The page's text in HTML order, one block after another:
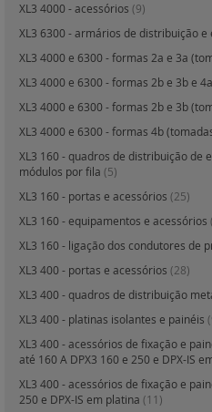
XL3 4000 - acessórios (9)
XL3 6300 - armários de distribuição e
XL3 4000 e 6300 - formas 2a e 3a
XL3 4000 e 6300 - formas 2b e 3b e
XL3 4000 e 6300 - formas 2b e 3b
XL3 4000 e 6300 - formas 4b
XL3 160 - quadros de distribuição de
módulos por fila (5)
XL3 160 - portas e acessórios (25)
XL3 160 - equipamentos e acessórios
XL3 160 - ligação dos condutores de
XL3 400 - portas e acessórios (28)
XL3 400 - quadros de distribuição
XL3 400 - platinas isolantes e painéis
XL3 400 - acessórios de fixação e
até 160 A DPX3 160 e 250 e DPX-IS
XL3 400 - acessórios de fixação e
250 e DPX-IS em platina (11)